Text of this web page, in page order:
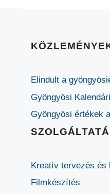
Elindult a
Gyöngyösi
Gyöngyösi értékek
Kreatív tervezés és
Filmkészítés